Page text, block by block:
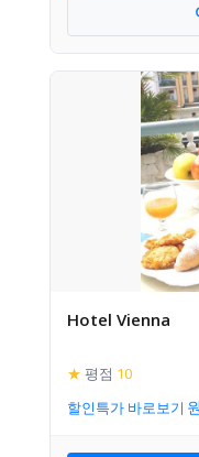
Hotel Vienna
★ 평점 10
할인특가 바로보기